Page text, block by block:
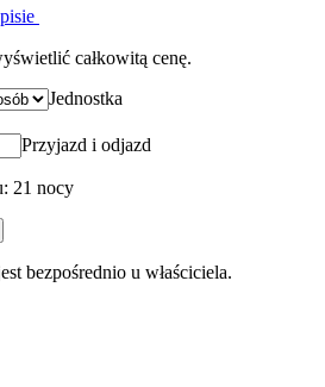
całkowitą cenę.
Jednostka
Przyjazd i odjazd
21 nocy
bezpośrednio u właściciela.